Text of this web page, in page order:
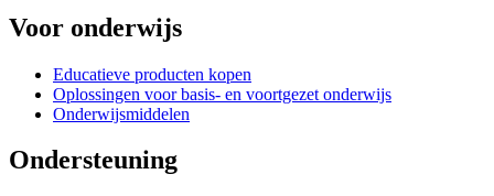
Voor onderwijs
Educatieve producten kopen
Oplossingen voor basis- en voortgezet onderwijs
Onderwijsmiddelen
Ondersteuning